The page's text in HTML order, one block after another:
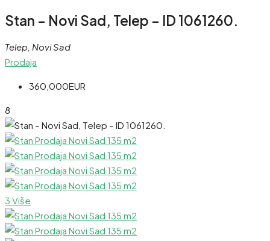
Stan – Novi Sad, Telep – ID 1061260.
Telep, Novi Sad
Prodaja
360,000EUR
8
3 Više